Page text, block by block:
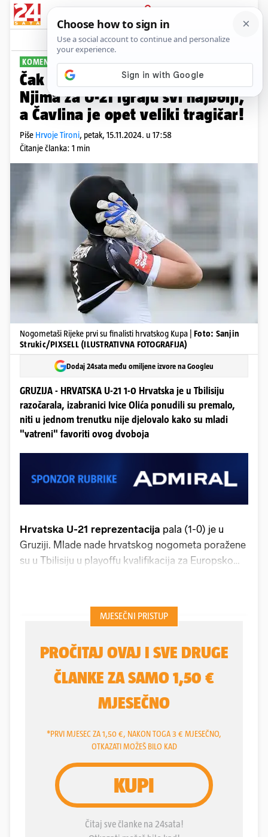
PRIJAVA
Sport Komentari
KOMENTAR PLUS+
Čak nam i Gruzijci drže lekcije:
Njima za U-21 igraju svi najbolji,
a Čavlina je opet veliki tragičar!
Piše Hrvoje Tironi, petak, 15.11.2024. u 17:58
Čitanje članka: 1 min
Nogometaši Rijeke prvi su finalisti hrvatskog Kupa | Foto: Sanjin
Strukic/PIXSELL (ILUSTRATIVNA FOTOGRAFIJA)
Dodaj 24sata među omiljene izvore na Googleu
GRUZIJA - HRVATSKA U-21 1-0 Hrvatska je u Tbilisiju
razočarala, izabranici Ivice Olića ponudili su premalo,
niti u jednom trenutku nije djelovalo kako su mladi
"vatreni" favoriti ovog dvoboja
Hrvatska U-21 reprezentacija pala (1-0) je u
Gruziji. Mlade nade hrvatskog nogometa poražene
su u Tbilisiju u playoffu kvalifikacija za Europsko
na kraju je sretno i spretno izvukla minimalan